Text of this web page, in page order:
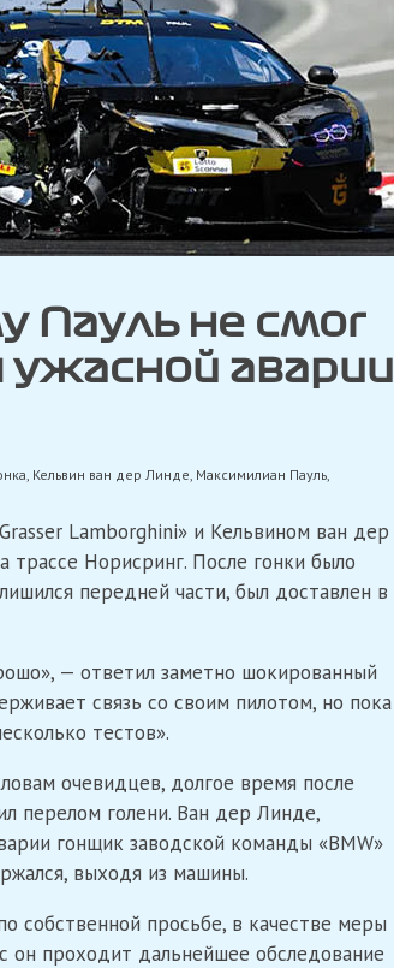
Пауль не смог
аварии
, Кельвин ван дер Линде, Максимилиан Пауль,
Lamborghini» и Кельвином ван дер
Норисринг. После гонки было
передней части, был доставлен в
— ответил заметно шокированный
связь со своим пилотом, но пока
тестов».
очевидцев, долгое время после
перелом голени. Ван дер Линде,
гонщик заводской команды «BMW»
выходя из машины.
собственной просьбе, в качестве меры
он проходит дальнейшее обследование